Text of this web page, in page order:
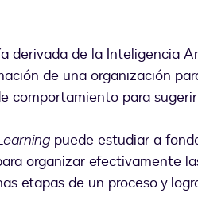
derivada de la Inteligencia
de una organización
comportamiento para
puede estudiar a
organizar efectivamente
etapas de un proceso y